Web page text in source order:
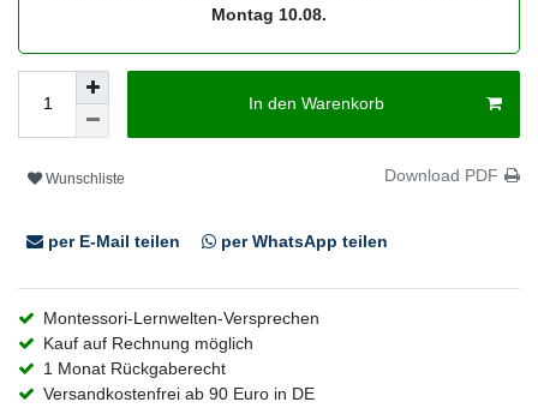
Montag 10.08.
In den Warenkorb
Wunschliste Download PDF
per E-Mail teilen per WhatsApp teilen
Montessori-Lernwelten-Versprechen
Kauf auf Rechnung möglich
1 Monat Rückgaberecht
Versandkostenfrei ab 90 Euro in DE